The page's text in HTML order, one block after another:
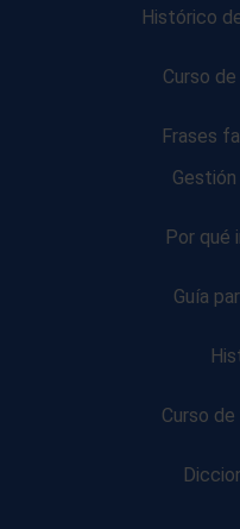
Histórico
Curso
Frases
Por qué
Guía
Curso